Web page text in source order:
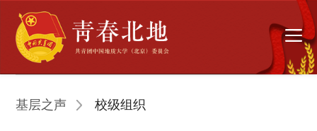
基层之声 校级组织